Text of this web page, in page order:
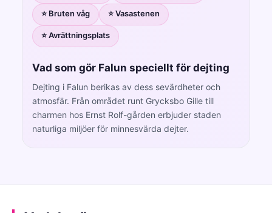
⭐ Bruten våg ⭐ Vasastenen
⭐ Avrättningsplats
Vad som gör Falun speciellt för dejting
Dejting i Falun berikas av dess sevärdheter och
atmosfär. Från området runt Grycksbo Gille till
charmen hos Ernst Rolf-gården erbjuder staden
naturliga miljöer för minnesvärda dejter.